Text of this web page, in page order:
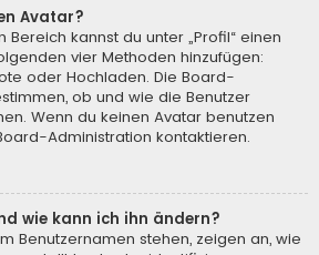
Avatar?
kannst du unter „Profil“ einen
vier Methoden hinzufügen:
oder Hochladen. Die Board-
ob und wie die Benutzer
Wenn du keinen Avatar benutzen
Administration kontaktieren.
wie kann ich ihn ändern?
Benutzernamen stehen, zeigen an, wie